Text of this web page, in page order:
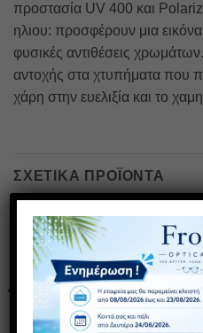
προστασία UV 400 και
ηλιου: προσφέρουν μια
φυσικές αντιθέσεις
αντοχής στα χτυπήματα που
χάρη στην ευελιξία και το
ΣΧΕΤΙΚΆ ΠΡΟΪΌΝΤΑ
στην λίστα
επιθυμιών